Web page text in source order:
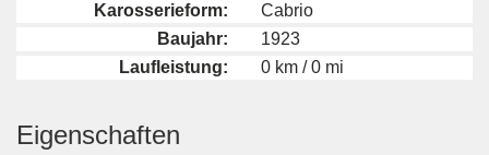
Karosserieform:
Cabrio
Baujahr:
1923
Laufleistung:
0 km / 0 mi
Eigenschaften